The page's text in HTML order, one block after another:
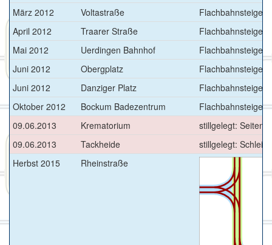
März 2012
Voltastraße
Flachbahnsteige
April 2012
Traarer Straße
Flachbahnsteige
Mai 2012
Uerdingen Bahnhof
Flachbahnsteige
Juni 2012
Obergplatz
Flachbahnsteige
Juni 2012
Danziger Platz
Flachbahnsteige
Oktober 2012
Bockum Badezentrum
Flachbahnsteige
09.06.2013
Krematorium
stillgelegt:
09.06.2013
Tackheide
stillgelegt:
Herbst 2015
Rheinstraße